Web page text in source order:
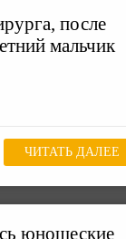
после
мальчик
ЧИТАТЬ ДАЛЕЕ
юношеские